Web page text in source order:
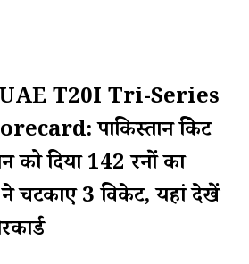
T20I Tri-Series
पाकिस्तान क्रिकेट
को दिया 142 रनों का
ने चटकाए 3 विकेट, यहां देखें